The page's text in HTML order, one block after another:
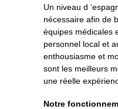
Un niveau d
nécessaire afin de
équipes médicales
personnel local et
enthousiasme et
sont les meilleurs
une réelle
Notre